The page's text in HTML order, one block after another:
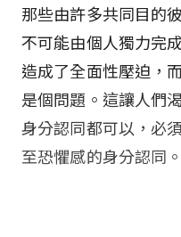
那些由許多共同目的
不可能由個人獨力完
造成了全面性壓迫，
是個問題。這讓人們
身分認同都可以，必
至恐懼感的身分認同。